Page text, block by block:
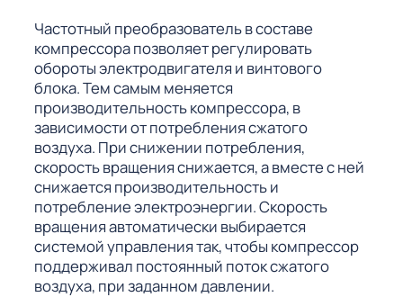
Частотный преобразователь в составе
компрессора позволяет регулировать
обороты электродвигателя и винтового
блока. Тем самым меняется
производительность компрессора, в
зависимости от потребления сжатого
воздуха. При снижении потребления,
скорость вращения снижается, а вместе с ней
снижается производительность и
потребление электроэнергии. Скорость
вращения автоматически выбирается
системой управления так, чтобы компрессор
поддерживал постоянный поток сжатого
воздуха, при заданном давлении.